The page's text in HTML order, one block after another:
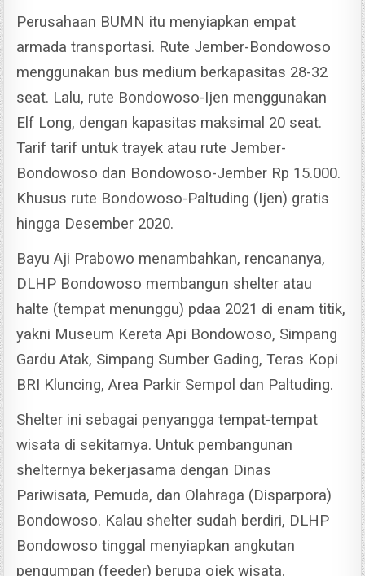
Perusahaan BUMN itu menyiapkan empat
armada transportasi. Rute Jember-Bondowoso
menggunakan bus medium berkapasitas 28-32
seat. Lalu, rute Bondowoso-Ijen menggunakan
Elf Long, dengan kapasitas maksimal 20 seat.
Tarif tarif untuk trayek atau rute Jember-
Bondowoso dan Bondowoso-Jember Rp 15.000.
Khusus rute Bondowoso-Paltuding (Ijen) gratis
hingga Desember 2020.
Bayu Aji Prabowo menambahkan, rencananya,
DLHP Bondowoso membangun shelter atau
halte (tempat menunggu) pdaa 2021 di enam titik,
yakni Museum Kereta Api Bondowoso, Simpang
Gardu Atak, Simpang Sumber Gading, Teras Kopi
BRI Kluncing, Area Parkir Sempol dan Paltuding.
Shelter ini sebagai penyangga tempat-tempat
wisata di sekitarnya. Untuk pembangunan
shelternya bekerjasama dengan Dinas
Pariwisata, Pemuda, dan Olahraga (Disparpora)
Bondowoso. Kalau shelter sudah berdiri, DLHP
Bondowoso tinggal menyiapkan angkutan
pengumpan (feeder) berupa ojek wisata.